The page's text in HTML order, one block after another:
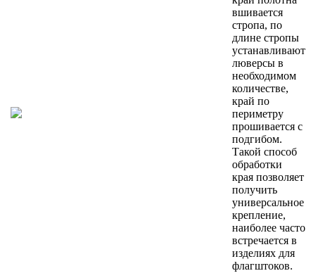
вшивается
стропа, по
длине стропы
устанавливают
люверсы в
необходимом
количестве,
край по
периметру
прошивается с
подгибом.
Такой способ
обработки
края позволяет
получить
универсальное
крепление,
наиболее часто
встречается в
изделиях для
флагштоков.